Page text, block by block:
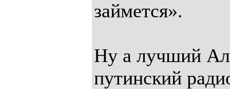
займется».
Ну а лучший
путинский